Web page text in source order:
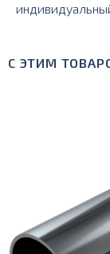
С ЭТИМ